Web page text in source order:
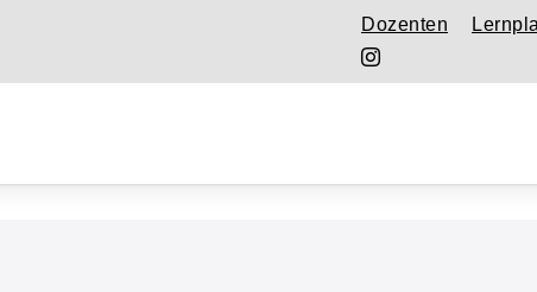
Dozenten